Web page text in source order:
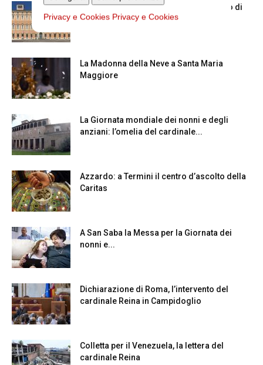
Privacy e Cookies Privacy e Cookies
Chiusura estiva degli Uffici del Vicariato di
Roma
La Madonna della Neve a Santa Maria
Maggiore
La Giornata mondiale dei nonni e degli
anziani: l’omelia del cardinale...
Azzardo: a Termini il centro d’ascolto della
Caritas
A San Saba la Messa per la Giornata dei
nonni e...
Dichiarazione di Roma, l’intervento del
cardinale Reina in Campidoglio
Colletta per il Venezuela, la lettera del
cardinale Reina